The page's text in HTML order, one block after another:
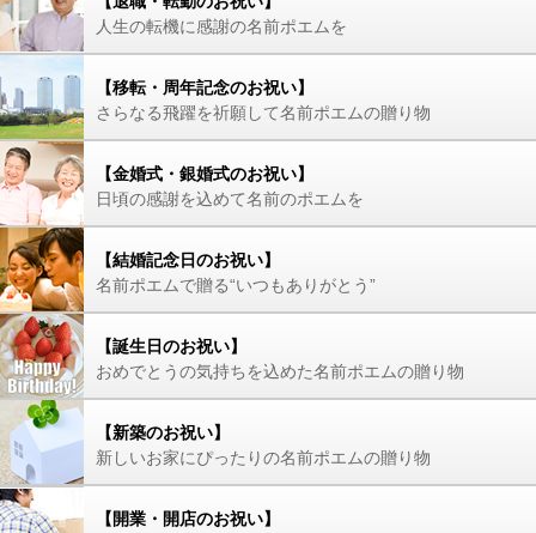
人生の転機に感謝の名前ポエムを
【移転・周年記念のお祝い】
さらなる飛躍を祈願して名前ポエムの贈り物
【金婚式・銀婚式のお祝い】
日頃の感謝を込めて名前のポエムを
【結婚記念日のお祝い】
名前ポエムで贈る“いつもありがとう”
【誕生日のお祝い】
おめでとうの気持ちを込めた名前ポエムの贈り物
【新築のお祝い】
新しいお家にぴったりの名前ポエムの贈り物
【開業・開店のお祝い】